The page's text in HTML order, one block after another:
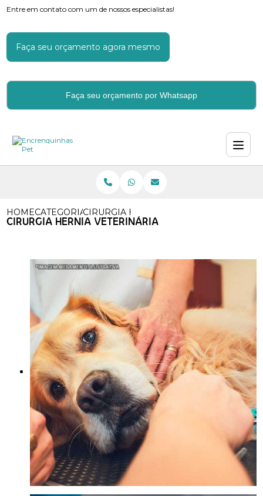
Entre em contato com um de nossos especialistas!
Faça seu orçamento agora mesmo
Faça seu orçamento por Whatsapp
HOMECATEGORIASCIRURGIA HERNIA VETERINARIA
CIRURGIA HERNIA VETERINÁRIA